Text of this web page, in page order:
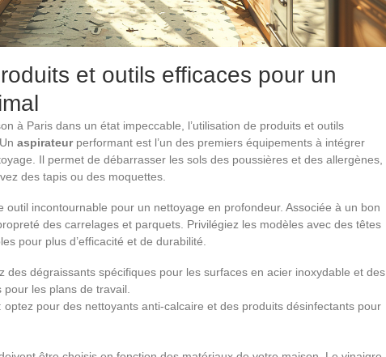
et outils efficaces pour un
à Paris dans un état impeccable, l’utilisation de produits et outils
aspirateurperformant est l’un des premiers équipements à intégrer
Il permet de débarrasser les sols des poussières et des allergènes,
des tapis ou des moquettes.
outil incontournable pour un nettoyage en profondeur. Associée à un bon
des carrelages et parquets. Privilégiez les modèles avec des têtes
pour plus d’efficacité et de durabilité.
des dégraissants spécifiques pour les surfaces en acier inoxydable et des
les plans de travail.
optez pour des nettoyants anti-calcaire et des produits désinfectants pour